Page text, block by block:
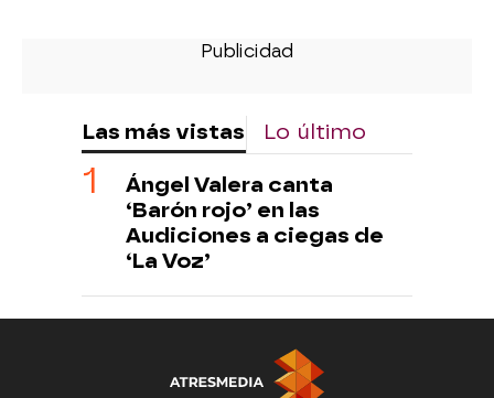
Las más vistas Lo último
Ángel Valera canta
‘Barón rojo’ en las
Audiciones a ciegas de
‘La Voz’